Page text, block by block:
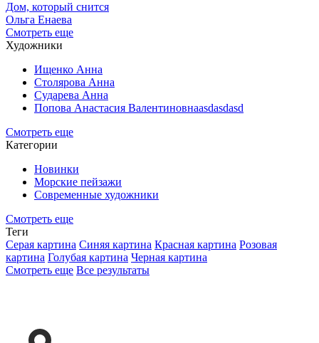
Дом, который снится
Ольга Енаева
Смотреть еще
Художники
Ищенко Анна
Столярова Анна
Сударева Анна
Попова Анастасия Валентиновнаasdasdasd
Смотреть еще
Категории
Новинки
Морские пейзажи
Современные художники
Смотреть еще
Теги
Серая картина Синяя картина Красная картина Розовая
картина Голубая картина Черная картина
Смотреть еще Все результаты